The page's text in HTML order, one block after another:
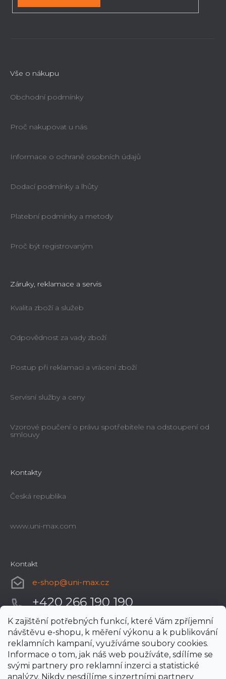
K zajištění potřebných funkcí, které Vám zpříjemní
návštěvu e-shopu, k měření výkonu a k publikování
reklamních kampaní, využíváme soubory cookies.
Informace o tom, jak náš web používáte, sdílíme se
svými partnery pro reklamní inzerci a statistické
analýzy. Nikdy nesdílíme s inzertními partnery
Vše o nákupu
Obchodní podmínky
Proč nakupovat u nás
Informace o ochraně osobních údajů
Dodací podmínky a lhůty
Platební podmínky a metody
Proč být registrovaným
Záruky, reklamace a servis
Kvalita zboží a služeb
Odpovědnost za vady zboží
Postup při reklamaci a vrácení zboží
Servisní služby a ceny
Vzorové poučení o právu spotřebitele na odstoupení od
smlouvy
Kontakty
Česká republika
www.uni-max.com
Kontakt
e-shop@uni-max.cz
+420 266 190 190